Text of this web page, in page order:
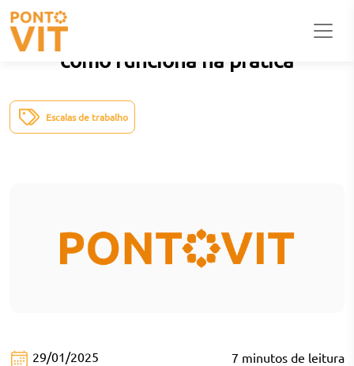
Escalas de revezamento: o que é e
como funciona na prática
Escalas de trabalho
29/01/2025 7 minutos de leitura